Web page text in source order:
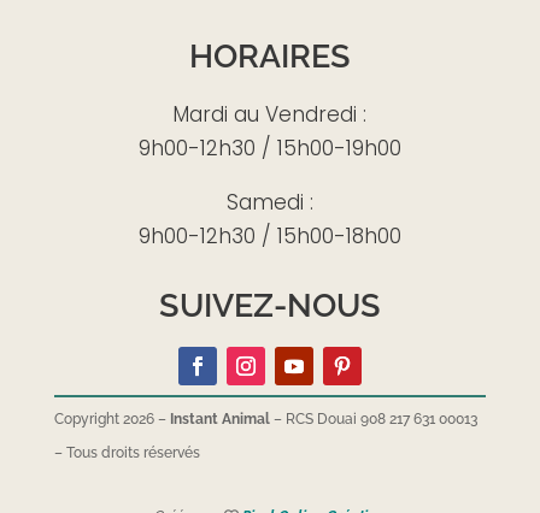
HORAIRES
Mardi au Vendredi :
9h00-12h30 / 15h00-19h00
Samedi :
9h00-12h30 / 15h00-18h00
SUIVEZ-NOUS
Copyright 2026 – Instant Animal– RCS Douai 908 217 631 00013
– Tous droits réservés